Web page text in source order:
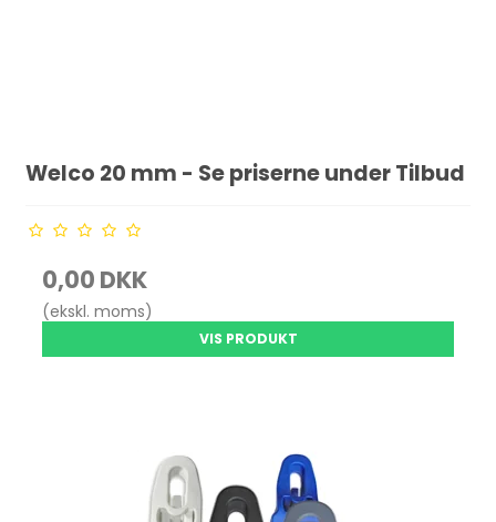
Welco 20 mm - Se priserne under Tilbud
0,00 DKK
(ekskl. moms)
VIS PRODUKT